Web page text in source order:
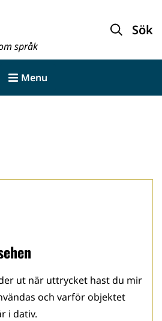
språk
Sök
Menu
ut när uttrycket hast du mir
och varför objektet
i dativ.